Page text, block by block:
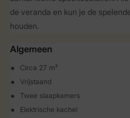
de veranda en kun je de
houden.
Algemeen
Circa 27 m²
Vrijstaand
Twee slaapkamers
Elektrische kachel